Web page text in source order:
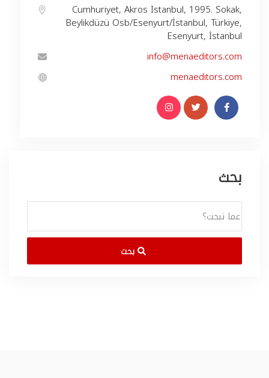
Cumhuriyet, Akros Istanbul, 1995. Sokak,
Beylikdüzü Osb/Esenyurt/İstanbul, Türkiye,
Esenyurt, İstanbul
info@menaeditors.com
menaeditors.com
بحث
بحث